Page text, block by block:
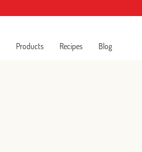
Products Recipes Blog